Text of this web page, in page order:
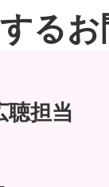
る
聴担当